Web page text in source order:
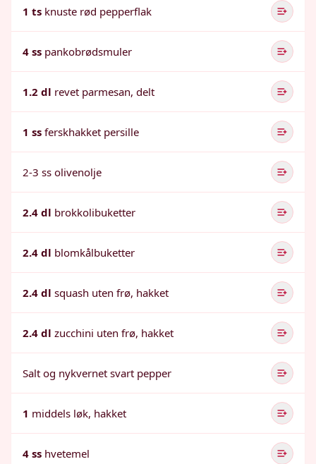
1 ts knuste rød pepperflak
4 ss pankobrødsmuler
1.2 dl revet parmesan, delt
1 ss ferskhakket persille
2-3 ss olivenolje
2.4 dl brokkolibuketter
2.4 dl blomkålbuketter
2.4 dl squash uten frø, hakket
2.4 dl zucchini uten frø, hakket
Salt og nykvernet svart pepper
1 middels løk, hakket
4 ss hvetemel